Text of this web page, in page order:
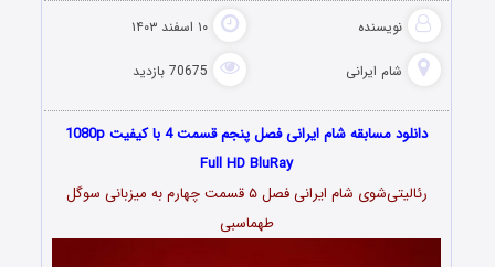
نویسنده ۱۰ اسفند ۱۴۰۳
شام ایرانی 70675 بازدید
دانلود مسابقه شام ایرانی فصل پنجم قسمت 4 با کیفیت 1080p
Full HD BluRay
رئالیتی‌شوی شام ایرانی فصل ۵ قسمت چهارم به میزبانی سوگل
طهماسبی